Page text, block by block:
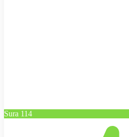
Sura 114